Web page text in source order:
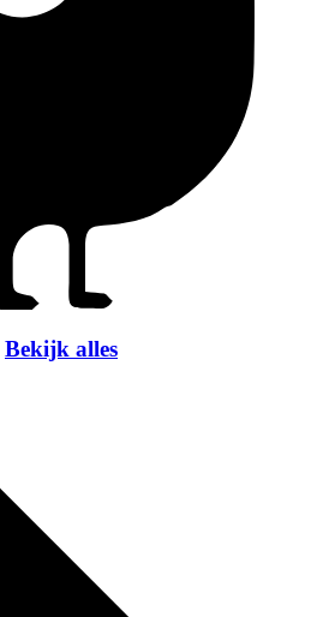
Bekijk alles